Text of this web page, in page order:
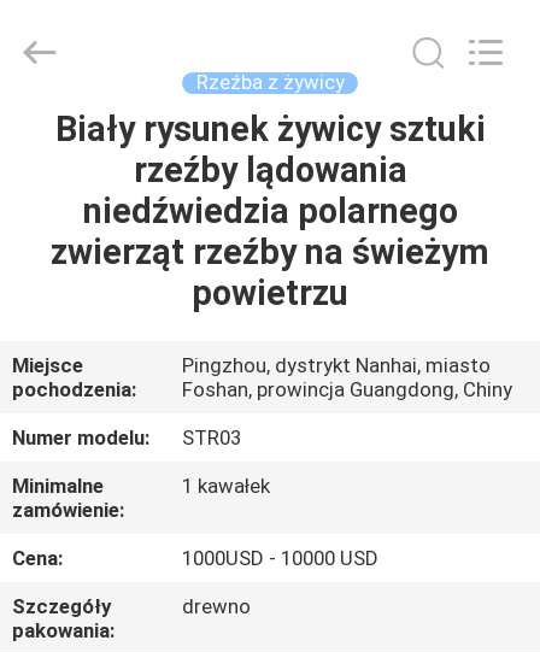
PRODUKTY
O
NAS
WYCIECZKA
PO
FABRYCE
Rzeźba z żywicy
Biały rysunek żywicy sztuki
rzeźby lądowania
niedźwiedzia polarnego
zwierząt rzeźby na świeżym
powietrzu
Miejsce
pochodzenia:
Pingzhou, dystrykt Nanhai, miasto
Foshan, prowincja Guangdong, Chiny
Numer modelu:
STR03
Minimalne
zamówienie:
1 kawałek
Cena:
1000USD - 10000 USD
Szczegóły
pakowania:
drewno